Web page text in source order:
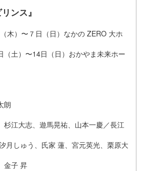
ンス』
木）〜７日（日）なかの ZERO ⼤ホ
（土）〜14日（日）おかやま未来ホー
朗
杉江大志、遊馬晃祐、山本一慶／長江
月しゅう、氏家 蓮、宮元英光、栗原大
金子 昇